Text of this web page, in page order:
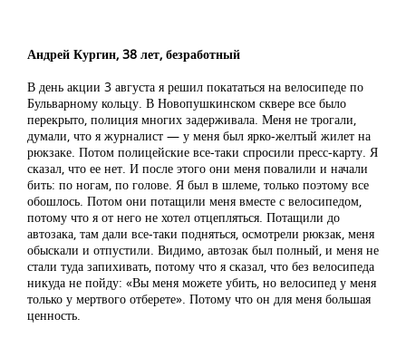
Андрей Кургин, 38 лет, безработный
В день акции 3 августа я решил покататься на велосипеде по
Бульварному кольцу. В Новопушкинском сквере все было
перекрыто, полиция многих задерживала. Меня не трогали,
думали, что я журналист — у меня был ярко-желтый жилет на
рюкзаке. Потом полицейские все-таки спросили пресс-карту. Я
сказал, что ее нет. И после этого они меня повалили и начали
бить: по ногам, по голове. Я был в шлеме, только поэтому все
обошлось. Потом они потащили меня вместе с велосипедом,
потому что я от него не хотел отцепляться. Потащили до
автозака, там дали все-таки подняться, осмотрели рюкзак, меня
обыскали и отпустили. Видимо, автозак был полный, и меня не
стали туда запихивать, потому что я сказал, что без велосипеда
никуда не пойду: «Вы меня можете убить, но велосипед у меня
только у мертвого отберете». Потому что он для меня большая
ценность.